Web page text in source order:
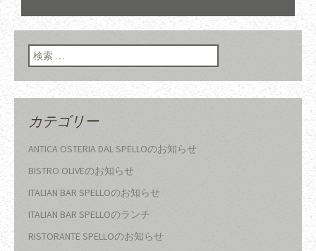
ン
検索:
カテゴリー
ANTICA OSTERIA DAL SPELLOのお知らせ
BISTRO OLIVEのお知らせ
ITALIAN BAR SPELLOのお知らせ
ITALIAN BAR SPELLOのランチ
RISTORANTE SPELLOのお知らせ